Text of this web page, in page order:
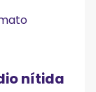
nítida